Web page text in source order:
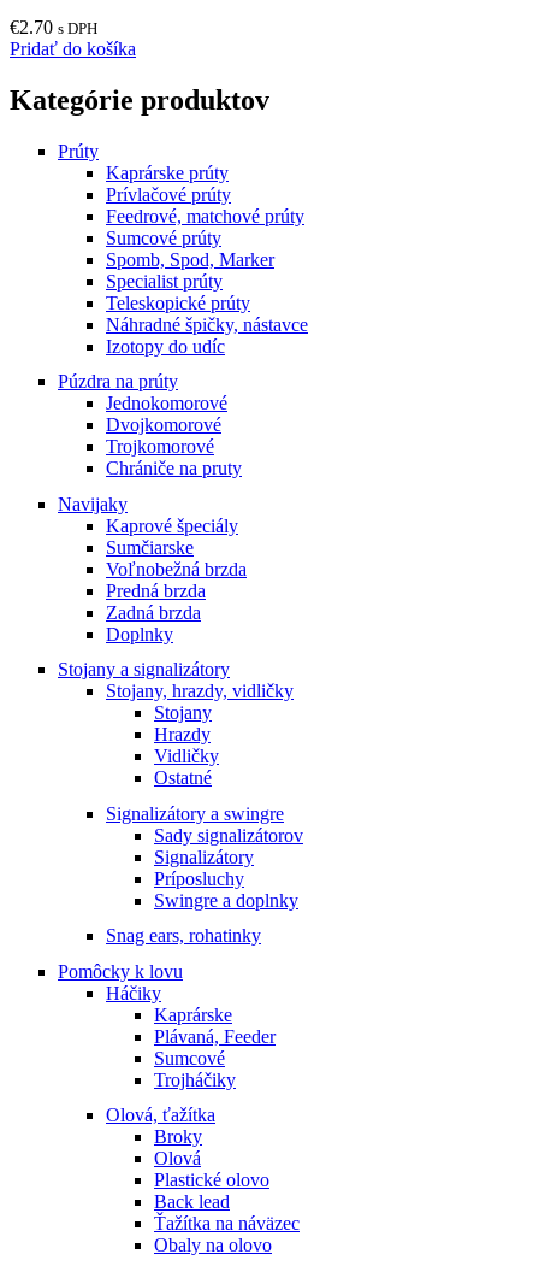
chosen
the
product
€2.70 s DPH
Pridať do košíka
Kategórie produktov
Prúty
Kaprárske prúty
Prívlačové prúty
Feedrové, matchové prúty
Sumcové prúty
Spomb, Spod, Marker
Specialist prúty
Teleskopické prúty
Náhradné špičky, nástavce
Izotopy do udíc
Púzdra na prúty
Jednokomorové
Dvojkomorové
Trojkomorové
Chrániče na pruty
Navijaky
Kaprové špeciály
Sumčiarske
Voľnobežná brzda
Predná brzda
Zadná brzda
Doplnky
Stojany a signalizátory
Stojany, hrazdy, vidličky
Stojany
Hrazdy
Vidličky
Ostatné
Signalizátory a swingre
Sady signalizátorov
Signalizátory
Príposluchy
Swingre a doplnky
Snag ears, rohatinky
Pomôcky k lovu
Háčiky
Kaprárske
Plávaná, Feeder
Sumcové
Trojháčiky
Olová, ťažítka
Broky
Olová
Plastické olovo
Back lead
Ťažítka na náväzec
Obaly na olovo